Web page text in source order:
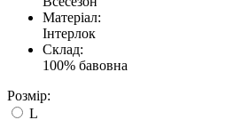
Матеріал:
Інтерлок
Склад:
100% бавовна
Розмір:
L